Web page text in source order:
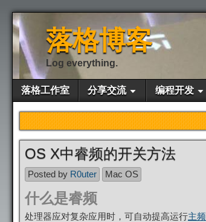
落格博客
Log everything.
落格工作室 分享交流 编程开发
OS X中睿频的开关方法
Posted by R0uter Mac OS
什么是睿频
处理器应对复杂应用时，可自动提高运行主频